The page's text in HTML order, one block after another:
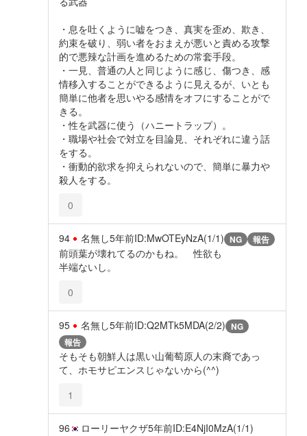
・息を吐くように嘘をつき、真実を歪め、欺き、
約束を破り、弱い者をおまえが悪いと責める攻撃
的で悪辣な計画を進めるための常套手段。
・一見、普通の人と同じように感じ、傷つき、感
情移入することができるように見えるが、いとも
簡単に他者を思いやる感情をオフにすることがで
きる。
・性を武器に使う（ハニートラップ）。
・職場や社会で対立を目論見、それぞれに違う話
をする。
・衝動的欲求を抑えられないので、簡単に暴力や
殺人をする。
0
94 名無し5年前ID:MwOTEyNzA(1/1) NG 報告
前頭葉が壊れてるのかもね。 性欲も
半端ないし。
0
95 名無し5年前ID:Q2MTk5MDA(2/2) NG
報告
そもそも朝鮮人は黒い山葡萄原人の末裔であっ
て、ホモサピエンスじゃないから(^^)
1
96 ローリーヤクザ5年前ID:E4NjI0MzA(1/1)